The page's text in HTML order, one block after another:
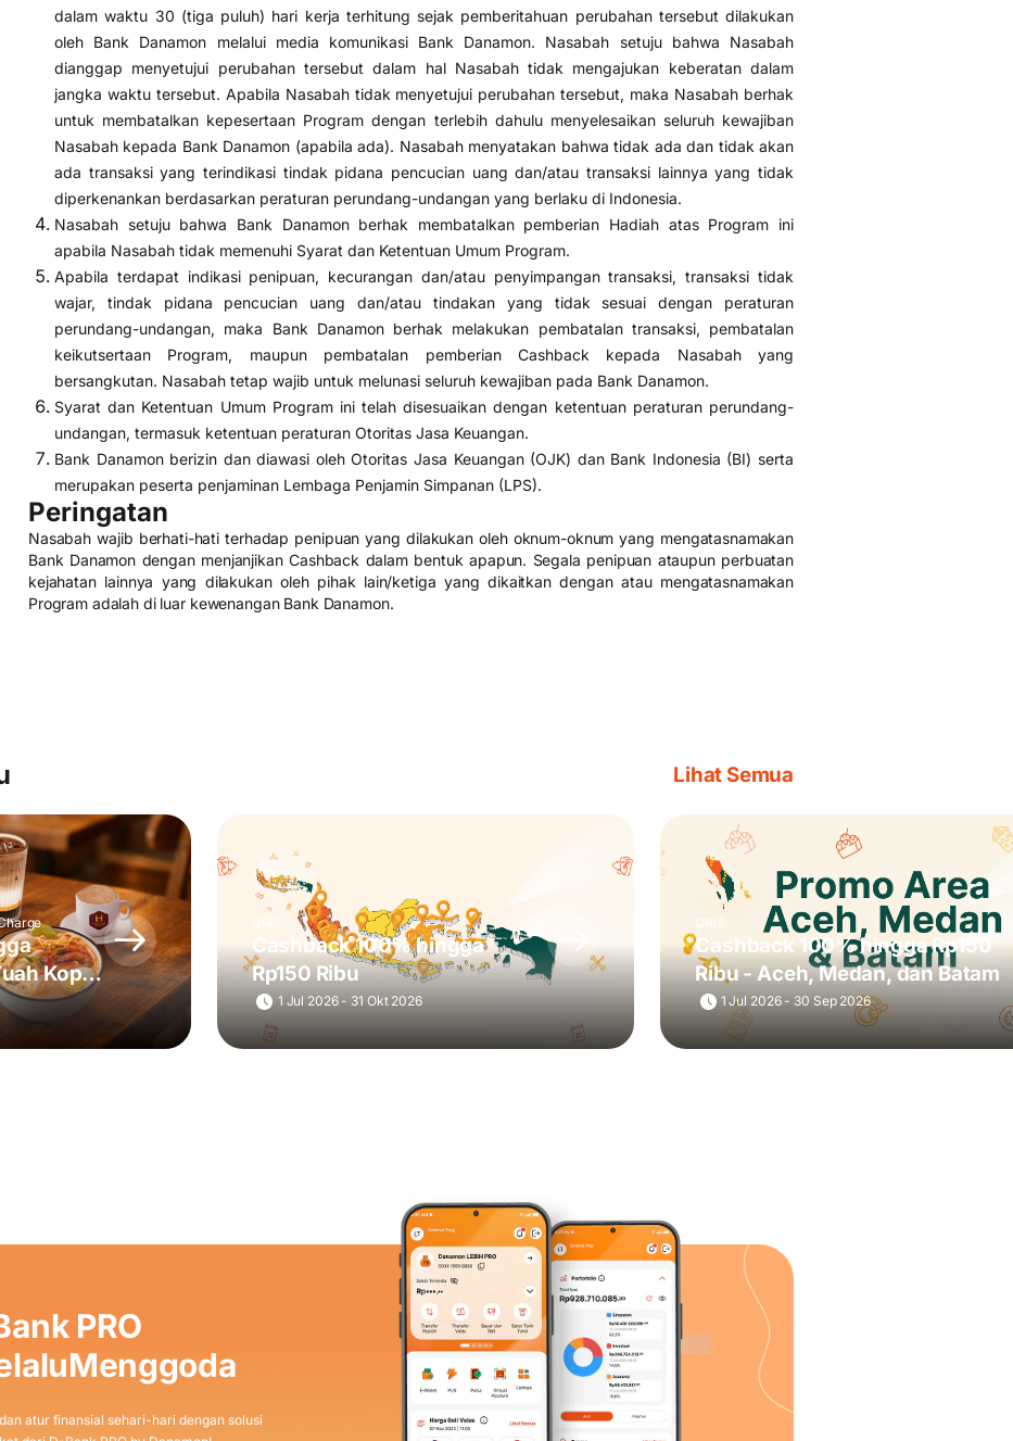
dalam waktu 30 (tiga puluh) hari kerja terhitung sejak pemberitahuan perubahan tersebut dilakukan
oleh Bank Danamon melalui media komunikasi Bank Danamon. Nasabah setuju bahwa Nasabah
dianggap menyetujui perubahan tersebut dalam hal Nasabah tidak mengajukan keberatan dalam
jangka waktu tersebut. Apabila Nasabah tidak menyetujui perubahan tersebut, maka Nasabah berhak
untuk membatalkan kepesertaan Program dengan terlebih dahulu menyelesaikan seluruh kewajiban
Nasabah kepada Bank Danamon (apabila ada). Nasabah menyatakan bahwa tidak ada dan tidak akan
ada transaksi yang terindikasi tindak pidana pencucian uang dan/atau transaksi lainnya yang tidak
diperkenankan berdasarkan peraturan perundang-undangan yang berlaku di Indonesia.
Nasabah setuju bahwa Bank Danamon berhak membatalkan pemberian Hadiah atas Program ini
apabila Nasabah tidak memenuhi Syarat dan Ketentuan Umum Program.
Apabila terdapat indikasi penipuan, kecurangan dan/atau penyimpangan transaksi, transaksi tidak
wajar, tindak pidana pencucian uang dan/atau tindakan yang tidak sesuai dengan peraturan
perundang-undangan, maka Bank Danamon berhak melakukan pembatalan transaksi, pembatalan
keikutsertaan Program, maupun pembatalan pemberian Cashback kepada Nasabah yang
bersangkutan. Nasabah tetap wajib untuk melunasi seluruh kewajiban pada Bank Danamon.
Syarat dan Ketentuan Umum Program ini telah disesuaikan dengan ketentuan peraturan perundang-
undangan, termasuk ketentuan peraturan Otoritas Jasa Keuangan.
Bank Danamon berizin dan diawasi oleh Otoritas Jasa Keuangan (OJK) dan Bank Indonesia (BI) serta
merupakan peserta penjaminan Lembaga Penjamin Simpanan (LPS).
Peringatan
Nasabah wajib berhati-hati terhadap penipuan yang dilakukan oleh oknum-oknum yang mengatasnamakan
Bank Danamon dengan menjanjikan Cashback dalam bentuk apapun. Segala penipuan ataupun perbuatan
kejahatan lainnya yang dilakukan oleh pihak lain/ketiga yang dikaitkan dengan atau mengatasnamakan
Program adalah di luar kewenangan Bank Danamon.
Lihat Semua
Kopi
Cashback 100% hingga
Rp150 Ribu
1 Jul 2026 - 31 Okt 2026
QRIS
Cashback 100% hingga Rp150
Ribu - Aceh, Medan, dan Batam
1 Jul 2026 - 30 Sep 2026
PRO
atur finansial sehari-hari dengan solusi